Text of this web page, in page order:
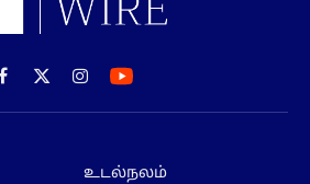
Facebook
X
(Twitter)
Instagram
உடல்நலம்